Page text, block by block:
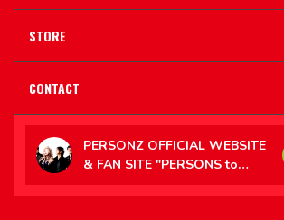
STORE
CONTACT
PERSONZ OFFICIAL WEBSITE
& FAN SITE "PERSONS to
PERSONZ（PtoP）"